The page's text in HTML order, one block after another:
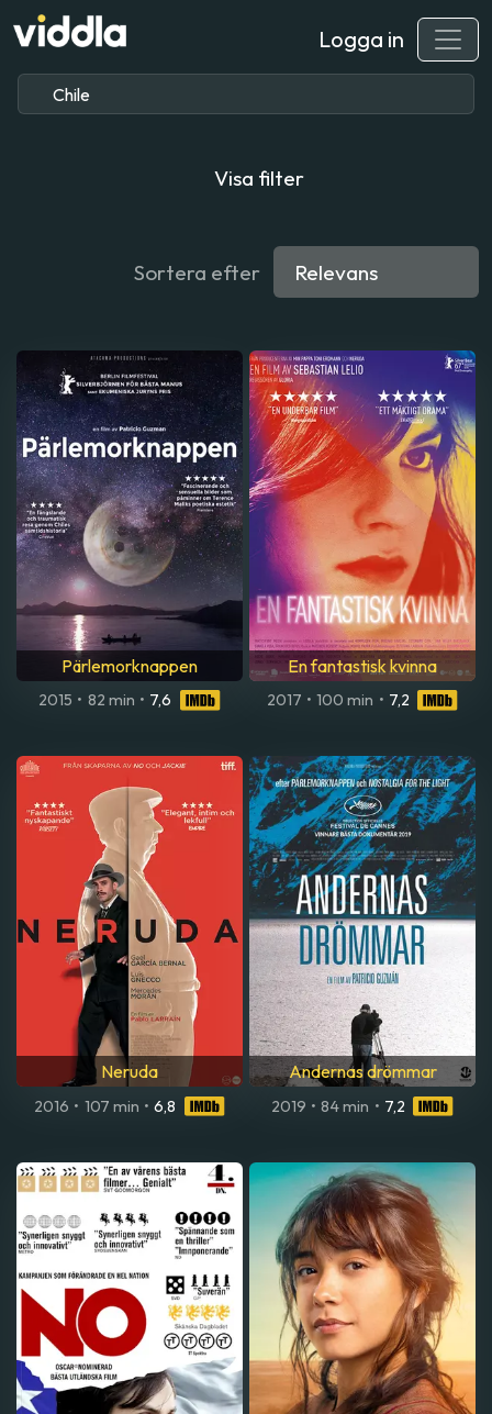
Logga in
Visa filter
Sortera efter
Pärlemorknappen
2015 • 82 min • 7,6
En fantastisk kvinna
2017 • 100 min • 7,2
Neruda
2016 • 107 min • 6,8
Andernas drömmar
2019 • 84 min • 7,2